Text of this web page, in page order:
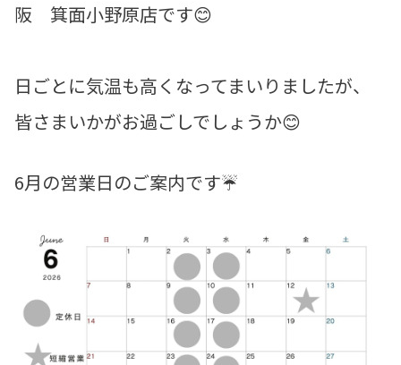
阪 箕面小野原店です😊
日ごとに気温も高くなってまいりましたが、
皆さまいかがお過ごしでしょうか😊
6月の営業日のご案内です☔